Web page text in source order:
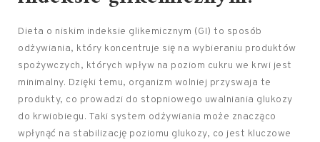
Dieta o niskim indeksie glikemicznym (GI) to sposób
odżywiania, który koncentruje się na wybieraniu produktów
spożywczych, których wpływ na poziom cukru we krwi jest
minimalny. Dzięki temu, organizm wolniej przyswaja te
produkty, co prowadzi do stopniowego uwalniania glukozy
do krwiobiegu. Taki system odżywiania może znacząco
wpłynąć na stabilizację poziomu glukozy, co jest kluczowe